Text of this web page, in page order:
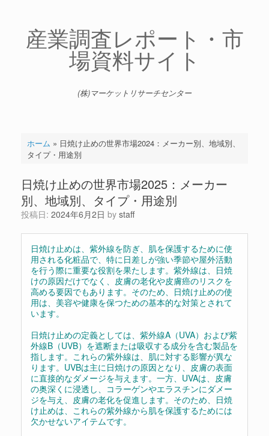
産業調査レポート・市
場資料サイト
(株)マーケットリサーチセンター
ホーム » 日焼け止めの世界市場2024：メーカー別、地域別、
タイプ・用途別
日焼け止めの世界市場2025：メーカー
別、地域別、タイプ・用途別
投稿日: 2024年6月2日 by staff
日焼け止めは、紫外線を防ぎ、肌を保護するために使
用される化粧品で、特に日差しが強い季節や屋外活動
を行う際に重要な役割を果たします。紫外線は、日焼
けの原因だけでなく、皮膚の老化や皮膚癌のリスクを
高める要因でもあります。そのため、日焼け止めの使
用は、美容や健康を保つための基本的な対策とされて
います。
日焼け止めの定義としては、紫外線A（UVA）および紫
外線B（UVB）を遮断または吸収する成分を含む製品を
指します。これらの紫外線は、肌に対する影響が異な
ります。UVBは主に日焼けの原因となり、皮膚の表面
に直接的なダメージを与えます。一方、UVAは、皮膚
の奥深くに浸透し、コラーゲンやエラスチンにダメー
ジを与え、皮膚の老化を促進します。そのため、日焼
け止めは、これらの紫外線から肌を保護するためには
欠かせないアイテムです。